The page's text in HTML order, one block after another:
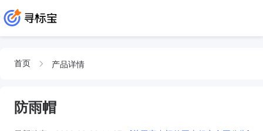
首页 产品详情
防雨帽